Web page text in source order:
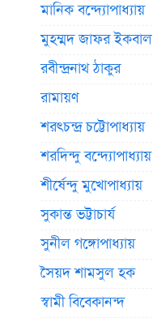
মানিক বন্দ্যোপাধ্যায়
মুহম্মদ জাফর ইকবাল
রবীন্দ্রনাথ ঠাকুর
রামায়ণ
শরৎচন্দ্র চট্টোপাধ্যায়
শরদিন্দু বন্দ্যোপাধ্যায়
শীর্ষেন্দু মুখোপাধ্যায়
সুকান্ত ভট্টাচার্য
সুনীল গঙ্গোপাধ্যায়
সৈয়দ শামসুল হক
স্বামী বিবেকানন্দ